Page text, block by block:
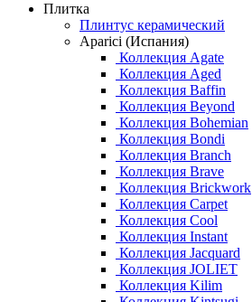
Плитка
Плинтус керамический
Aparici (Испания)
Коллекция Agate
Коллекция Aged
Коллекция Baffin
Коллекция Beyond
Коллекция Bohemian
Коллекция Bondi
Коллекция Branch
Коллекция Brave
Коллекция Brickwork
Коллекция Carpet
Коллекция Cool
Коллекция Instant
Коллекция Jacquard
Коллекция JOLIET
Коллекция Kilim